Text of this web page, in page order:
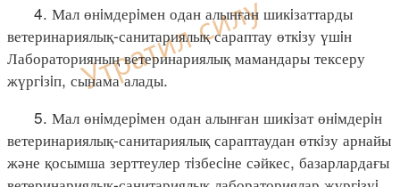
4. Мал өнiмдерiмен одан алынған шикiзаттарды
ветеринариялық-санитариялық сараптау өткiзу үшiн
Лабораторияның ветеринариялық мамандары тексеру
жүргiзiп, сынама алады.
5. Мал өнiмдерiмен одан алынған шикiзат өнiмдерiн
ветеринариялық-санитариялық сараптаудан өткiзу арнайы
және қосымша зерттеулер тiзбесiне сәйкес, базарлардағы